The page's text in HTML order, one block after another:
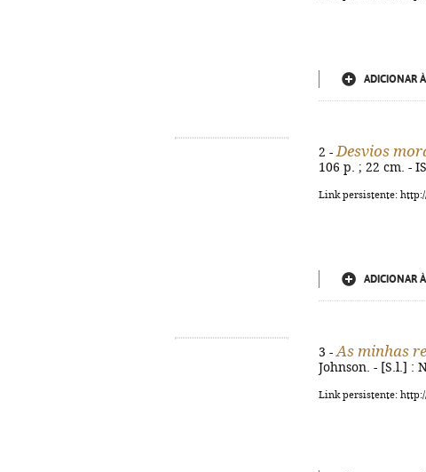
ADICIONAR
2 - Desvios
106 p. ; 22 cm. -
Link persistente:
ADICIONAR
3 - As minhas
Johnson. - [S.l.] :
Link persistente: